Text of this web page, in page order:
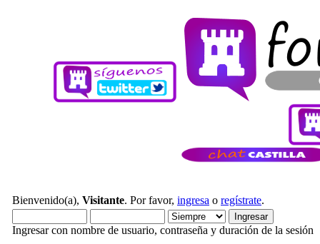
Bienvenido(a), Visitante. Por favor, ingresa o regístrate.
Ingresar con nombre de usuario, contraseña y duración de la sesión